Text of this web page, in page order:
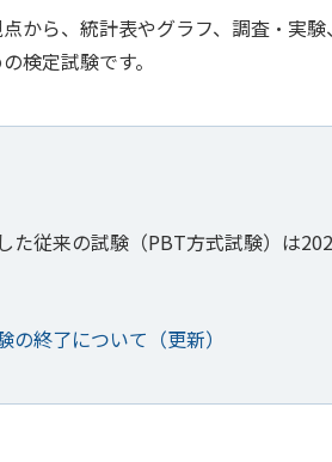
から、統計表やグラフ、調査・実
検定試験です。
た従来の試験（PBT方式試験）は
終了について（更新）